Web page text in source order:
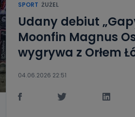
SPORT ŻUŻEL
Udany debiut
Moonfin Magnus
wygrywa z Orłem
04.06.2026 22:51